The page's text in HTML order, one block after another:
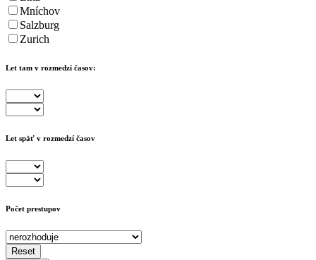
Mníchov
Salzburg
Zurich
Let tam v rozmedzí časov:
Let späť v rozmedzí časov
Počet prestupov
Reset